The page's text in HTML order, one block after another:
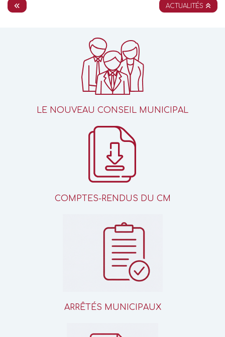
ACTUALITÉS
LE NOUVEAU CONSEIL MUNICIPAL
COMPTES-RENDUS DU CM
ARRÊTÉS MUNICIPAUX